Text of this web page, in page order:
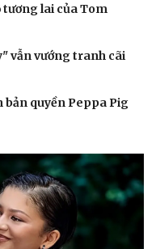
tương lai của Tom
vẫn vướng tranh cãi
bản quyền Peppa Pig